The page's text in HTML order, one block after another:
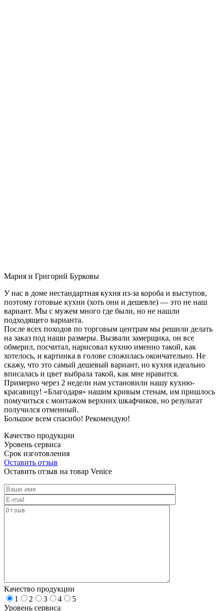
Мария и Григорий Бурковы
У нас в доме нестандартная кухня из-за короба и выступов,
поэтому готовые кухни (хоть они и дешевле) — это не наш
вариант. Мы с мужем много где были, но не нашли
подходящего варианта.
После всех походов по торговым центрам мы решили делать
на заказ под наши размеры. Вызвали замерщика, он все
обмерил, посчитал, нарисовал кухню именно такой, как
хотелось, и картинка в голове сложилась окончательно. Не
скажу, что это самый дешевый вариант, но кухня идеально
вписалась и цвет выбрала такой, как мне нравится.
Примерно через 2 недели нам установили нашу кухню-
красавицу! «Благодаря» нашим кривым стенам, им пришлось
помучиться с монтажом верхних шкафчиков, но результат
получился отменный.
Большое всем спасибо! Рекомендую!
Качество продукции
Уровень сервиса
Срок изготовления
Оставить отзыв
Оставить отзыв на товар Venice
Качество продукции
1
2 3 4
5
Уровень сервиса